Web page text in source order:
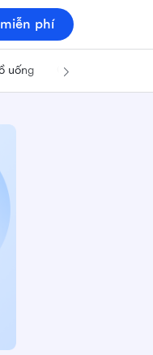
phí
uống Công nghệ & IT